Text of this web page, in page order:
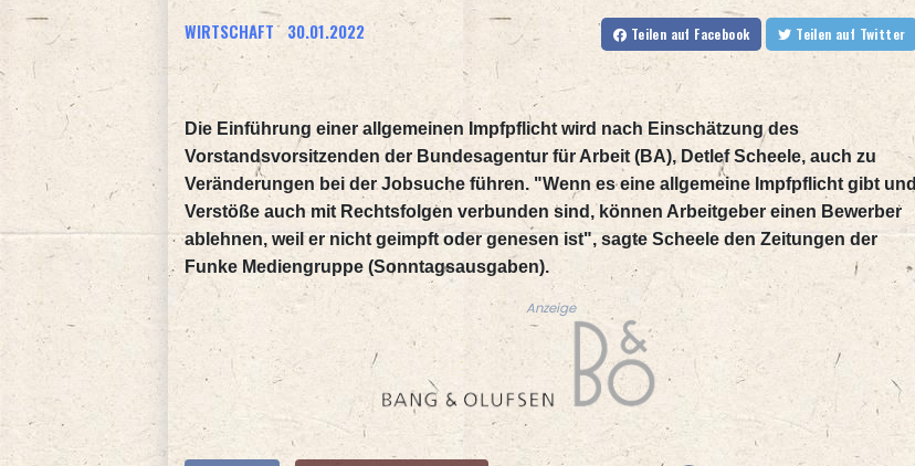
WIRTSCHAFT 30.01.2022 Teilen auf Facebook Teilen auf Twitter
Die Einführung einer allgemeinen Impfpflicht wird nach Einschätzung des
Vorstandsvorsitzenden der Bundesagentur für Arbeit (BA), Detlef Scheele, auch zu
Veränderungen bei der Jobsuche führen. "Wenn es eine allgemeine Impfpflicht gibt und
Verstöße auch mit Rechtsfolgen verbunden sind, können Arbeitgeber einen Bewerber
ablehnen, weil er nicht geimpft oder genesen ist", sagte Scheele den Zeitungen der
Funke Mediengruppe (Sonntagsausgaben).
Anzeige